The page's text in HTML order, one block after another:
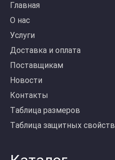
Главная
О нас
Услуги
Доставка и оплата
Поставщикам
Новости
Контакты
Таблица размеров
Таблица защитных свойств